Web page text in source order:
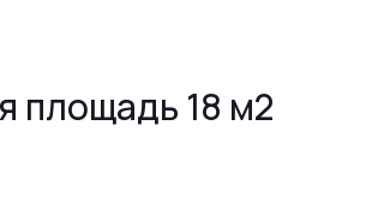
площадь 18 м2